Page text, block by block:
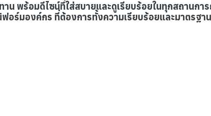
น พร้อมดีไซน์ที่ใส่สบายและดูเรียบร้อยในทุกสถานกา
อร์มองค์กร ที่ต้องการทั้งความเรียบร้อยและมาตรฐา